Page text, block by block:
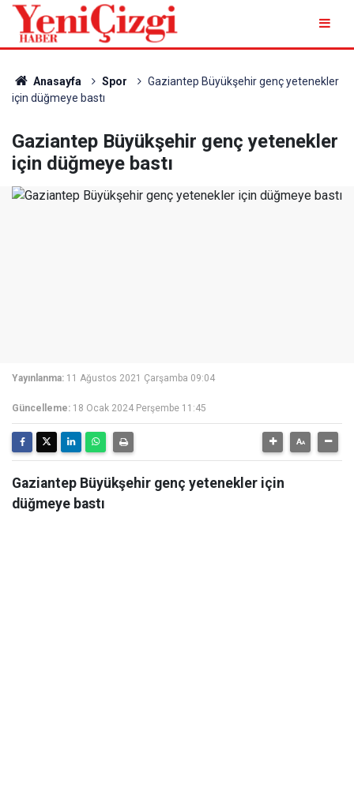
Anasayfa Spor
Gaziantep Büyükşehir genç yetenekler
için düğmeye bastı
Gaziantep Büyükşehir genç yetenekler
için düğmeye bastı
Yayınlanma: 11 Ağustos 2021 Çarşamba 09:04
Güncelleme: 18 Ocak 2024 Perşembe 11:45
Gaziantep Büyükşehir genç yetenekler için
düğmeye bastı